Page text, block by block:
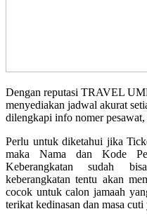
Dengan reputasi TRAVEL
menyediakan jadwal akurat
dilengkapi info nomer
Perlu untuk diketahui jika
maka Nama dan Kode
Keberangkatan sudah
keberangkatan tentu akan
cocok untuk calon jamaah
terikat kedinasan dan masa cuti